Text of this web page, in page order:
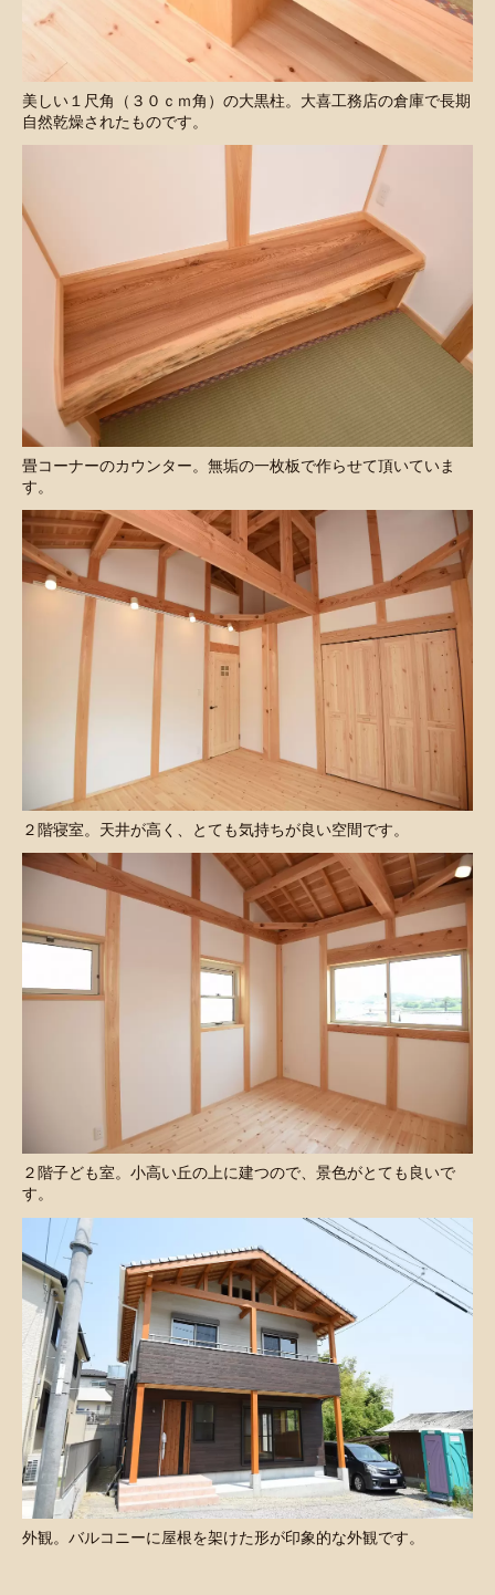
美しい１尺角（３０ｃｍ角）の大黒柱。大喜工務店の倉庫で長期
自然乾燥されたものです。
畳コーナーのカウンター。無垢の一枚板で作らせて頂いていま
す。
２階寝室。天井が高く、とても気持ちが良い空間です。
２階子ども室。小高い丘の上に建つので、景色がとても良いで
す。
外観。バルコニーに屋根を架けた形が印象的な外観です。